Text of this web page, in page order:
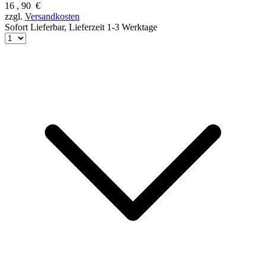
16 , 90 €
zzgl. Versandkosten
Sofort Lieferbar, Lieferzeit 1-3 Werktage